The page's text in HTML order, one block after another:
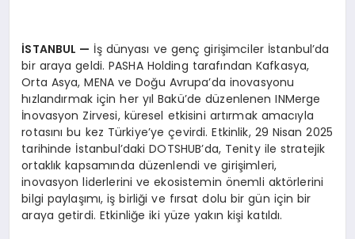
İSTANBUL — İş dünyası ve genç girişimciler İstanbul’da
bir araya geldi. PASHA Holding tarafından Kafkasya,
Orta Asya, MENA ve Doğu Avrupa’da inovasyonu
hızlandırmak için her yıl Bakü’de düzenlenen INMerge
İnovasyon Zirvesi, küresel etkisini artırmak amacıyla
rotasını bu kez Türkiye’ye çevirdi. Etkinlik, 29 Nisan 2025
tarihinde İstanbul’daki DOTSHUB’da, Tenity ile stratejik
ortaklık kapsamında düzenlendi ve girişimleri,
inovasyon liderlerini ve ekosistemin önemli aktörlerini
bilgi paylaşımı, iş birliği ve fırsat dolu bir gün için bir
araya getirdi. Etkinliğe iki yüze yakın kişi katıldı.